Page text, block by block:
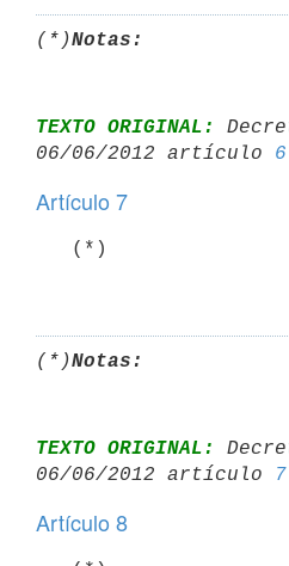
(*)Notas:
TEXTO ORIGINAL:
06/06/2012 artículo 6
Artículo 7
(*)Notas:
TEXTO ORIGINAL:
06/06/2012 artículo
7
Artículo 8